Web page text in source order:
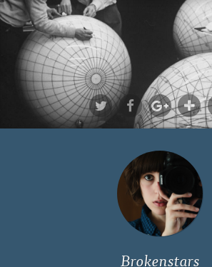
Ich bin Fyn,
23, und
wohne in
Köln
Brokenstars